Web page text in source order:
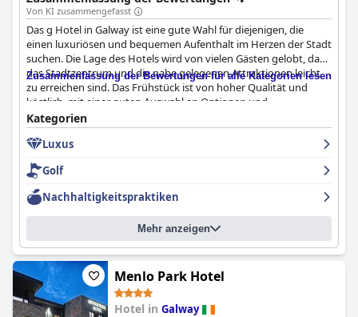
Von KI zusammengefasst
Das g Hotel in Galway ist eine gute Wahl für diejenigen, die
einen luxuriösen und bequemen Aufenthalt im Herzen der Stadt
suchen. Die Lage des Hotels wird von vielen Gästen gelobt, da
das Stadtzentrum und die nahe gelegenen Attraktionen leicht
zu erreichen sind. Das Frühstück ist von hoher Qualität und
köstlich, mit einer guten Auswahl an Optionen und
hilfsbereitem Personal. Das Abendessen wurde zwar
unterschiedlich bewertet, aber im Allgemeinen bietet das Hotel
angenehme Optionen. Die Zimmer sind geräumig, stilvoll und
sauber, mit bequemen Betten und hervorragenden
Badezimmern. Das Personal ist freundlich, zuvorkommend und
hilfsbereit, wobei ein besonderes Lob an den Reinigungsdienst
geht. Auch das Spa und die Parkmöglichkeiten kommen bei den
Gästen gut an. Einige Gäste hatten zwar höhere Erwartungen an
ein Fünf-Sterne-Hotel, aber insgesamt erfüllt das g Hotel die
Erwartungen an Luxus und Stil. Das Hotel eignet sich auch
hervorragend für einen romantischen Kurzurlaub mit
einzigartigem Dekor und einer gemütlichen Atmosphäre.
Zusammenfassung der Bewertungen für alle Kategorien lesen
Kategorien
Luxus
Golf
Nachhaltigkeitspraktiken
Mehr anzeigen
Menlo Park Hotel
Hotel in Galway